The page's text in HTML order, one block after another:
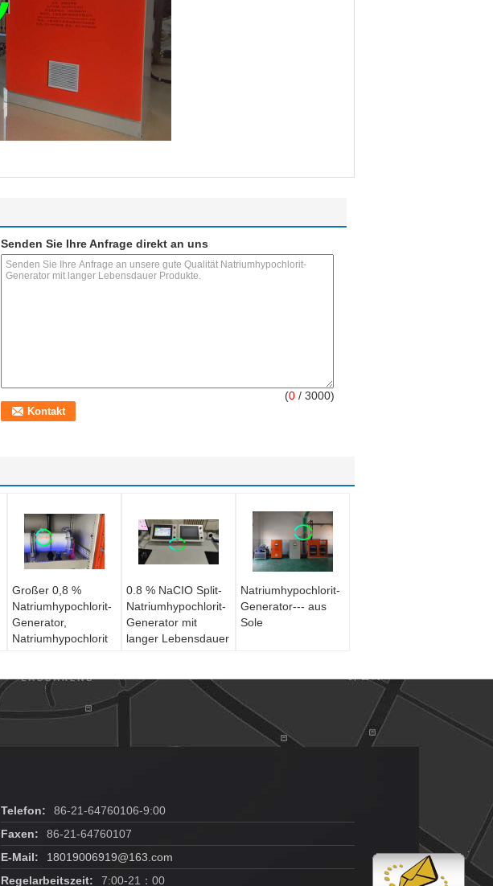
Senden Sie Ihre Anfrage direkt an uns
(0 / 3000)
Großer 0,8 %
Natriumhypochlorit-
Generator,
Natriumhypochlorit
0.8 % NaCIO Split-
Natriumhypochlorit-
Generator mit
langer Lebensdauer
Natriumhypochlorit-
Generator--- aus
Sole
Telefon:
86-21-64760106-9:00
Faxen:
86-21-64760107
E-Mail:
18019006919@163.com
Regelarbeitszeit:
7:00-21：00